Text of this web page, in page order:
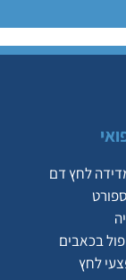
לחץ דם
בכאבים
לחץ